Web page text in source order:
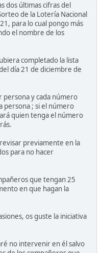
dos últimas cifras del
de la Lotería Nacional
para lo cual pongo más
el nombre de los
completado la lista
día 21 de diciembre de
persona y cada número
persona ; si el número
quien tenga el número
previamente en la
para no hacer
que tengan 25
en que hagan la
os guste la iniciativa
no intervenir en él salvo